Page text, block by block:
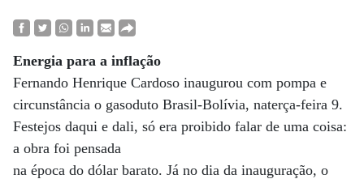
Energia para a inflação
Fernando Henrique Cardoso inaugurou com pompa e
circunstância o gasoduto Brasil-Bolívia, naterça-feira 9.
Festejos daqui e dali, só era proibido falar de uma coisa:
a obra foi pensada
na época do dólar barato. Já no dia da inauguração, o